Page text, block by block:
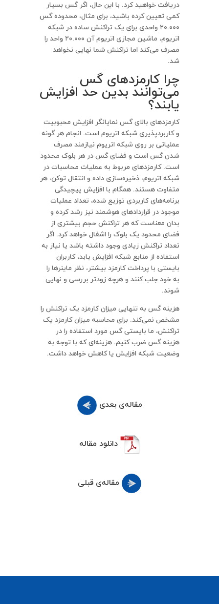
دریافت خواهید کرد. با این حال، اگر گس بسیار
کمی تعیین کرده باشید، برای مثال، محدوده گس
۲۰.۰۰۰ واحدی برای یک تراکنش ساده در شبکه
اتریوم، ماشین مجازی اتریوم آن ۲۰.۰۰۰ واحد را
مصرف می‌کند اما تراکنش شما نهایی نخواهد
شد.
چرا کارمزدهای گس
می‌توانند بدین حد افزایش
یابند؟
کارمزدهای بالای گس نمایانگر افزایش محبوبیت
و کاربردپذیری شبکه اتریوم است. انجام هر گونه
عملیاتی بر روی شبکه اتریوم نیازمند مصرف
شدن گس است و فضای گس در هر بلوک محدود
است. کارمزدهای مربوط به عملیات محاسبات در
شبکه اتریوم، ذخیره‌سازی داده و انتقال توکن، هر
متفاوت هستند. همگام با افزایش پیچیدگی
برنامه‌های کاربردی توزیع شده، تعداد عملیات
موجود در قراردادهای هوشمند نیز رشد کرده و
بدان معناست که هر تراکنش حجم بیشتری از
فضای محدود یک بلوک را اشغال خواهد کرد. اگر
تعداد تراکنش زیادی وجود داشته باشد یا نیاز به
استفاده از منابع شبکه افزایش یابد، کاربران
بایستی با پرداخت کارمزد بیشتر، نظر ماینرها را
به خود جلب کنند و هرچه زودتر بررسی و نهایی
شوند.
هزینه گس به تنهایی میزان کارمزد یک تراکنش را
مشخص نمی‌کند. برای محاسبه میزان کارمزد یک
تراکنش، ما بایستی گس مورد استفاده را در
هزینه گس ضرب کنیم. هزینه‌ای که با توجه به
وضعیت شبکه افزایش یا کاهش خواهد داشت.
مقاله‌ی بعدی
دانلود مقاله
مقاله‌ی قبلی